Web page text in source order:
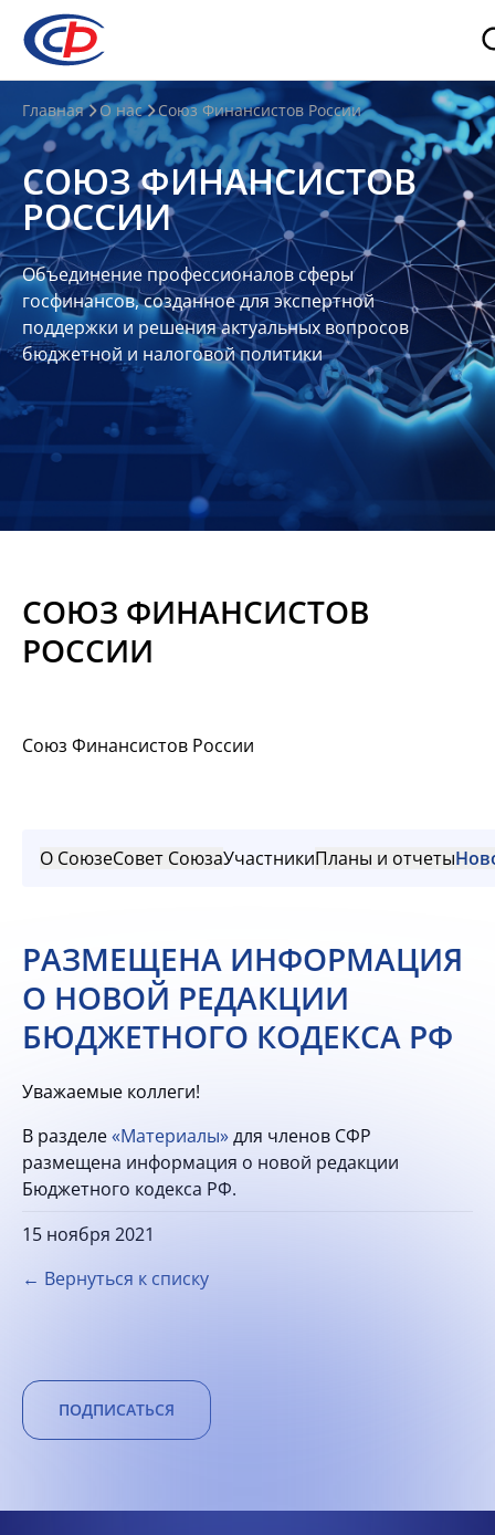
О
нас
О
СФР
Совет
Союза
Участники
Планы
отчеты
Контакты
Материалы
Главная О нас Союз Финансистов России
СОЮЗ ФИНАНСИСТОВ
РОССИИ
Объединение профессионалов сферы
госфинансов, созданное для экспертной
поддержки и решения актуальных вопросов
бюджетной и налоговой политики
СОЮЗ ФИНАНСИСТОВ
РОССИИ
Союз Финансистов России
О СоюзеСовет СоюзаУчастникиПланы и отчеты
РАЗМЕЩЕНА ИНФОРМАЦИЯ
О НОВОЙ РЕДАКЦИИ
БЮДЖЕТНОГО КОДЕКСА РФ
Уважаемые коллеги!
В разделе«Материалы»для членов СФР
размещена информация о новой редакции
Бюджетного кодекса РФ.
15 ноября 2021
← Вернуться к списку
ПОДПИСАТЬСЯ